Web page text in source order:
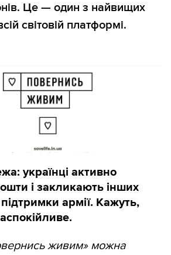
Це — один з найвищих
світовій платформі.
українці активно
і закликають інших
армії. Кажуть,
живим» можна